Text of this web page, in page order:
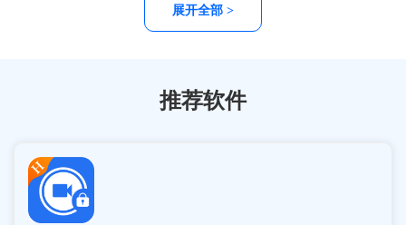
展开全部 >
推荐软件